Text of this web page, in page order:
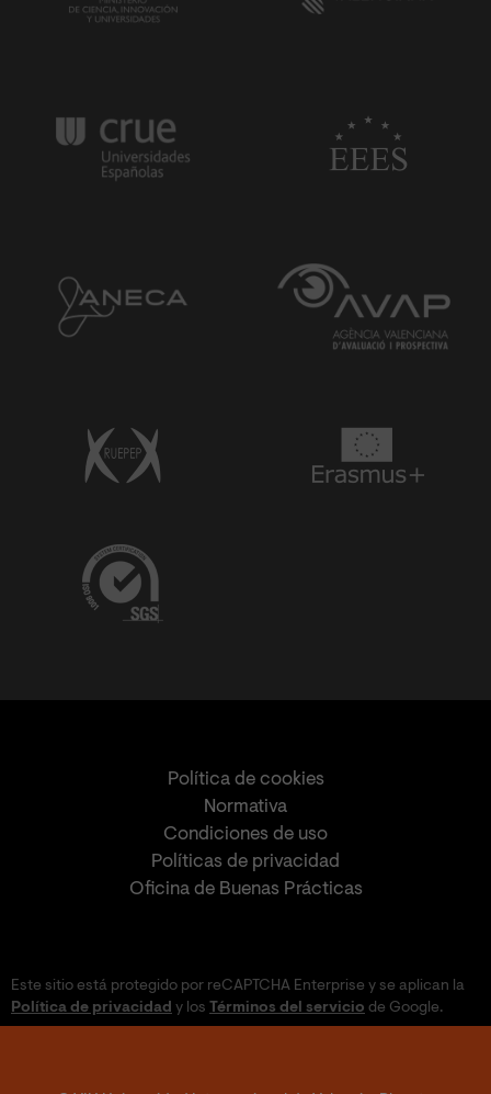
Política de cookies
Normativa
Condiciones de uso
Políticas de privacidad
Oficina de Buenas Prácticas
Este sitio está protegido por reCAPTCHA Enterprise y se aplican la
Política de privacidad y los Términos del servicio de Google.